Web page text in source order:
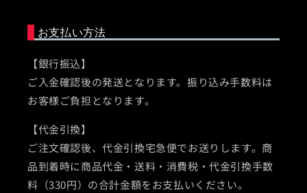
お支払い方法
【銀行振込】
ご入金確認後の発送となります。振り込み手数料は
お客様ご負担となります。
【代金引換】
ご注文確認後、代金引換宅急便でお送りします。商
品到着時に商品代金・送料・消費税・代金引換手数
料（330円）の合計金額をお支払いください。